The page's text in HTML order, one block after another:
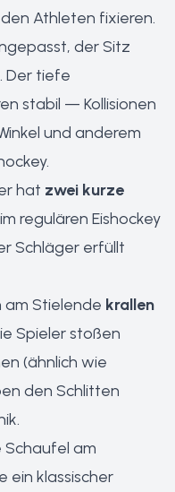
Athleten fixieren.
der Sitz
Der tiefe
stabil — Kollisionen
und anderem
hat zwei kurze
regulären Eishockey
Schläger erfüllt
am Stielende krallen
Spieler stoßen
(ähnlich wie
den Schlitten
Schaufel am
ein klassischer